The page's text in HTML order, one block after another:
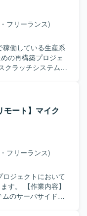
フリーランス)
稼働している生産系
の再構築プロジェ
装、単体テスト、
いただきます。
識を活かしなが
めていただける方
ュニケーションを
して取り組んでい
することで、AWS
モダンなJava開発
け生産管理システ
ルの双方を高めて
ート】マイク
フリーランス)
ロジェクトにおいて
内容】
のサーバサイド開